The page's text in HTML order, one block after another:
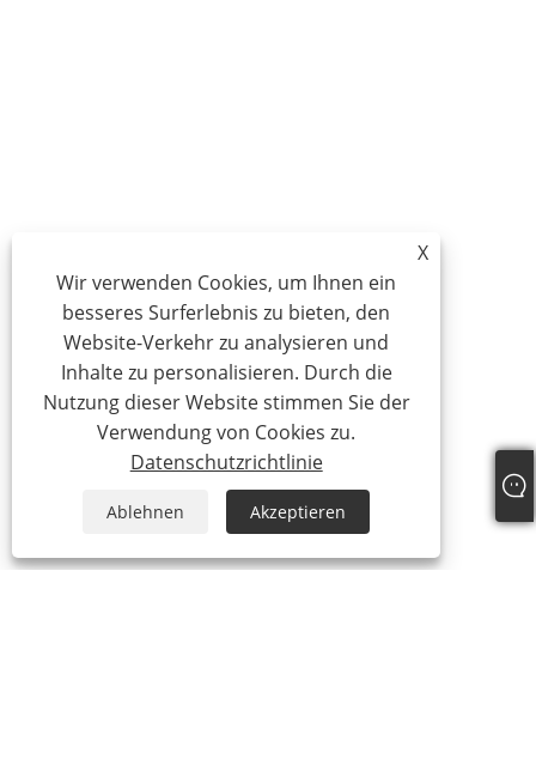
X
Wir verwenden Cookies, um Ihnen ein
besseres Surferlebnis zu bieten, den
Website-Verkehr zu analysieren und
Inhalte zu personalisieren. Durch die
Nutzung dieser Website stimmen Sie der
Verwendung von Cookies zu.
Datenschutzrichtlinie
Ablehnen Akzeptieren